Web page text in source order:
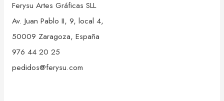
Ferysu Artes Gráficas SLL
Av. Juan Pablo II, 9, local 4,
50009 Zaragoza, España
976 44 20 25
pedidos@ferysu.com